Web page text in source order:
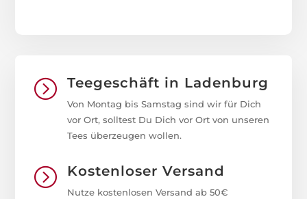
= Teegeschäft in Ladenburg
Von Montag bis Samstag sind wir für Dich
vor Ort, solltest Du Dich vor Ort von unseren
Tees überzeugen wollen.
= Kostenloser Versand
Nutze kostenlosen Versand ab 50€